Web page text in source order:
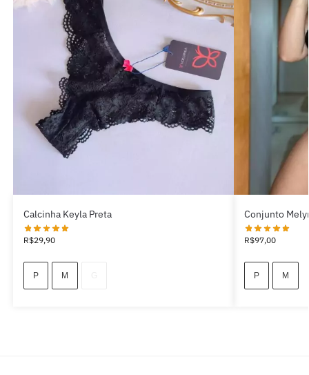
Calcinha Keyla Preta
R$29,90
P M
Conjunto
R$97,00
P M